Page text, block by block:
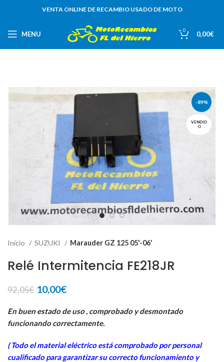
VENTA ONLINE DE RECAMBIO USADO DE MOTO
MENU 0 0,00€
-89%
VENDID
O
Inicio SUZUKI Marauder GZ 125 05'-06'
Relé Intermitencia FE218JR
92,05€ El
original
era:
10,00€El
actual
es:
En buen estado de uso , comprobado y desmontado
funcionando correctamente.
( Todo el material eléctrico está comprobado por personal
cualificado para garantizar su correcto funcionamiento y